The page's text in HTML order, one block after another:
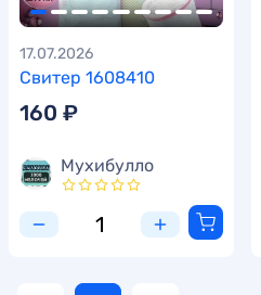
Свитер 1608410
17.07.2026
160 ₽
Мухибулло